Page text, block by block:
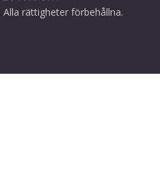
rättigheter förbehållna.